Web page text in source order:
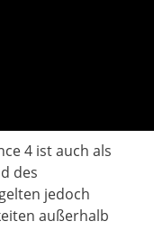
4 ist auch als
des
jedoch
außerhalb